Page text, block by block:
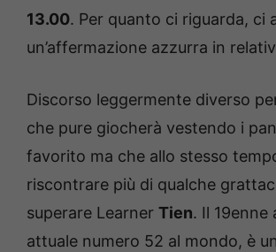
13.00. Per quanto ci riguarda, ci
un’affermazione azzurra in
Discorso leggermente diverso
che pure giocherà vestendo i
favorito ma che allo stesso
riscontrare più di qualche
superare Learner Tien. Il 19enne
attuale numero 52 al mondo, è